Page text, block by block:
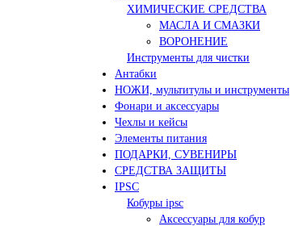
ХИМИЧЕСКИЕ СРЕДСТВА
МАСЛА И СМАЗКИ
ВОРОНЕНИЕ
Инструменты для чистки
Антабки
НОЖИ, мультитулы и инструменты
Фонари и аксессуары
Чехлы и кейсы
Элементы питания
ПОДАРКИ, СУВЕНИРЫ
СРЕДСТВА ЗАЩИТЫ
IPSC
Кобуры ipsc
Аксессуары для кобур